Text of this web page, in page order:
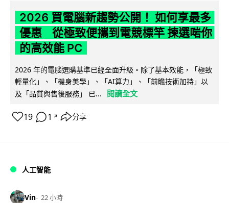
2026 買電腦新趨勢公開！ 如何享最多
優惠 從極致便攜到電競標竿 揀選啱你
的高效能 PC
2026 年的電腦選購基準已經全面升級。除了基本效能，「極致
輕量化」、「機身美學」、「AI算力」、「前瞻技術加持」以
及「品質與售後服務」 已...
閱讀全文
19 1 ↗ 分享
人工智能
Vin 22 小時